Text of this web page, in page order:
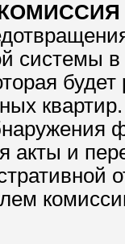
системы
квартир.
акты и